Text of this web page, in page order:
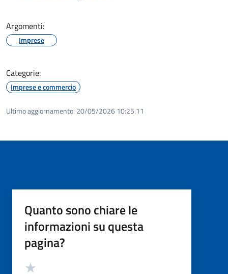
Argomenti:
Imprese
Categorie:
Imprese e commercio
Ultimo aggiornamento: 20/05/2026 10:25.11
Quanto sono chiare le
informazioni su questa
pagina?
Valutazione